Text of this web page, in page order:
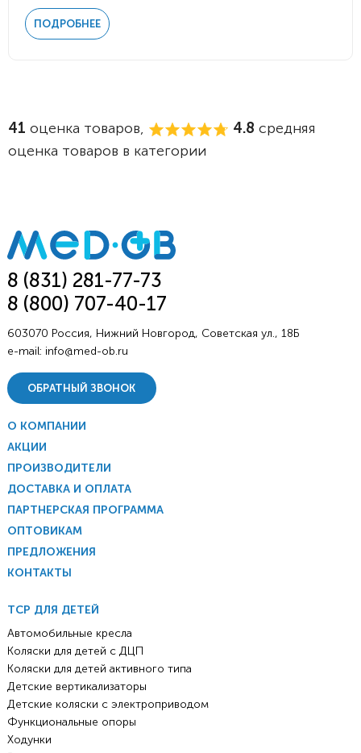
ПОДРОБНЕЕ
41 оценка товаров, 4.8 средняя
оценка товаров в категории
8 (831) 281-77-73
8 (800) 707-40-17
603070 Россия, Нижний Новгород, Советская ул., 18Б
e-mail: info@med-ob.ru
ОБРАТНЫЙ ЗВОНОК
О КОМПАНИИ
АКЦИИ
ПРОИЗВОДИТЕЛИ
ДОСТАВКА И ОПЛАТА
ПАРТНЕРСКАЯ ПРОГРАММА
ОПТОВИКАМ
ПРЕДЛОЖЕНИЯ
КОНТАКТЫ
ТСР ДЛЯ ДЕТЕЙ
Автомобильные кресла
Коляски для детей с ДЦП
Коляски для детей активного типа
Детские вертикализаторы
Детские коляски с электроприводом
Функциональные опоры
Ходунки